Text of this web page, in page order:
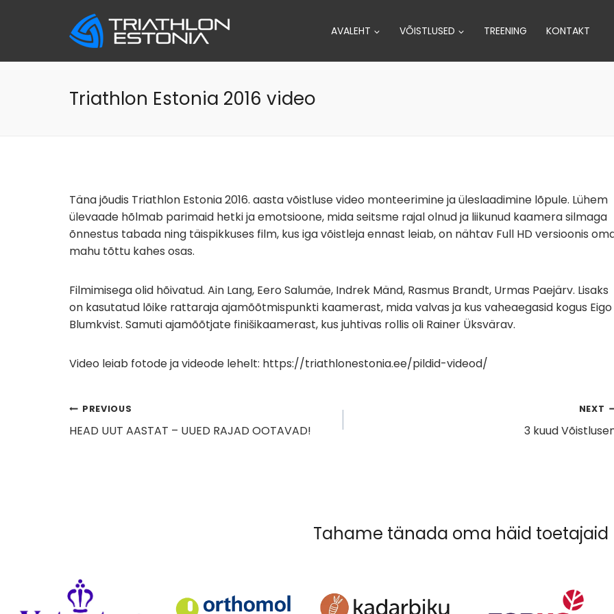
AVALEHT VÕISTLUSED TREENING KONTAKT
Triathlon Estonia 2016 video
Täna jõudis Triathlon Estonia 2016. aasta võistluse video monteerimine ja üleslaadimine lõpule. Lühem
ülevaade hõlmab parimaid hetki ja emotsioone, mida seitsme rajal olnud ja liikunud kaamera silmaga
õnnestus tabada ning täispikkuses film, kus iga võistleja ennast leiab, on nähtav Full HD versioonis
mahu tõttu kahes osas.
Filmimisega olid hõivatud. Ain Lang, Eero Salumäe, Indrek Mänd, Rasmus Brandt, Urmas Paejärv. Lisaks
on kasutatud lõike rattaraja ajamõõtmispunkti kaamerast, mida valvas ja kus vaheaegasid kogus Eigo
Blumkvist. Samuti ajamõõtjate finišikaamerast, kus juhtivas rollis oli Rainer Üksvärav.
Video leiab fotode ja videode lehelt: https://triathlonestonia.ee/pildid-videod/
Navigeerimine
PREVIOUS
HEAD UUT AASTAT – UUED RAJAD OOTAVAD!
NEXT
3 kuud
Tahame tänada oma häid toetajaid